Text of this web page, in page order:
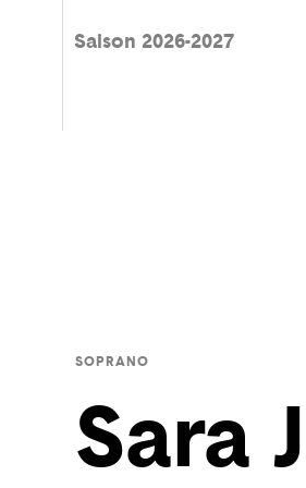
Saison 2026-2027
SOPRANO
Sara